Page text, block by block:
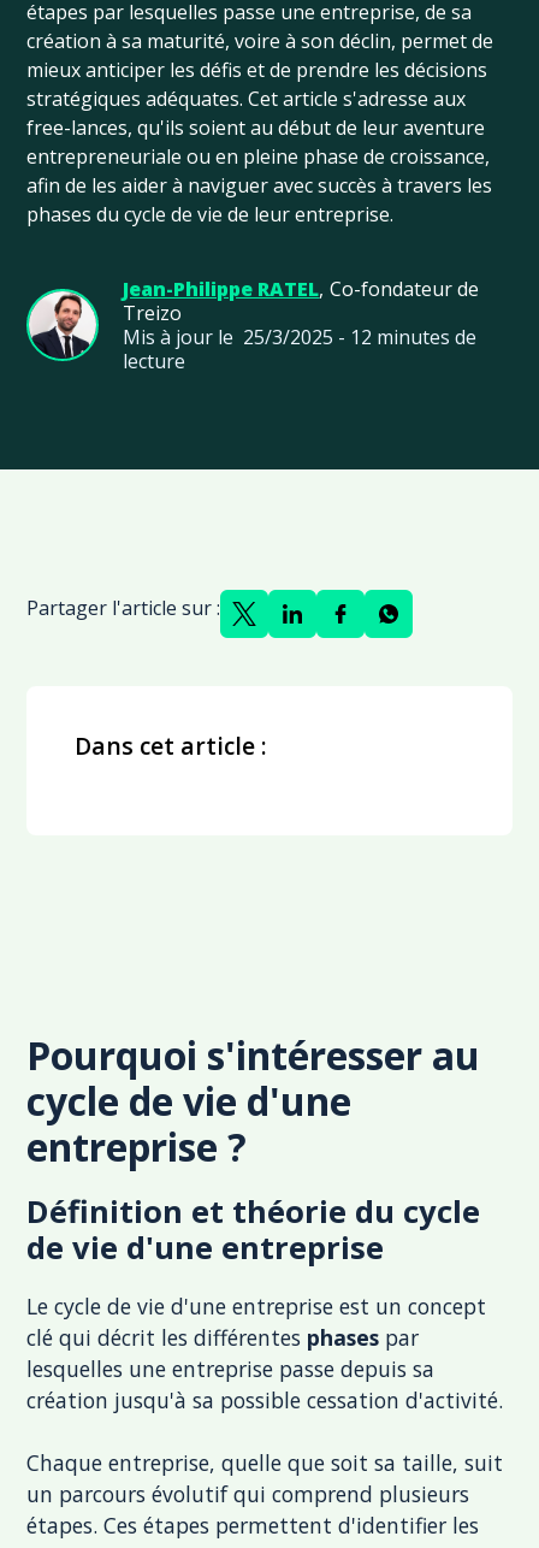
étapes par lesquelles passe une entreprise, de sa
création à sa maturité, voire à son déclin, permet de
mieux anticiper les défis et de prendre les décisions
stratégiques adéquates. Cet article s'adresse aux
free-lances, qu'ils soient au début de leur aventure
entrepreneuriale ou en pleine phase de croissance,
afin de les aider à naviguer avec succès à travers les
phases du cycle de vie de leur entreprise.
Jean-Philippe RATEL, Co-fondateur de
Treizo
Mis à jour le 25/3/2025 - 12 minutes de
lecture
Dans cet article :
Pourquoi s'intéresser au
cycle de vie d'une
entreprise ?
Définition et théorie du cycle
de vie d'une entreprise
Le cycle de vie d'une entreprise est un concept
clé qui décrit les différentes phases par
lesquelles une entreprise passe depuis sa
création jusqu'à sa possible cessation d'activité.
Chaque entreprise, quelle que soit sa taille, suit
un parcours évolutif qui comprend plusieurs
étapes. Ces étapes permettent d'identifier les
Partager l'article sur :